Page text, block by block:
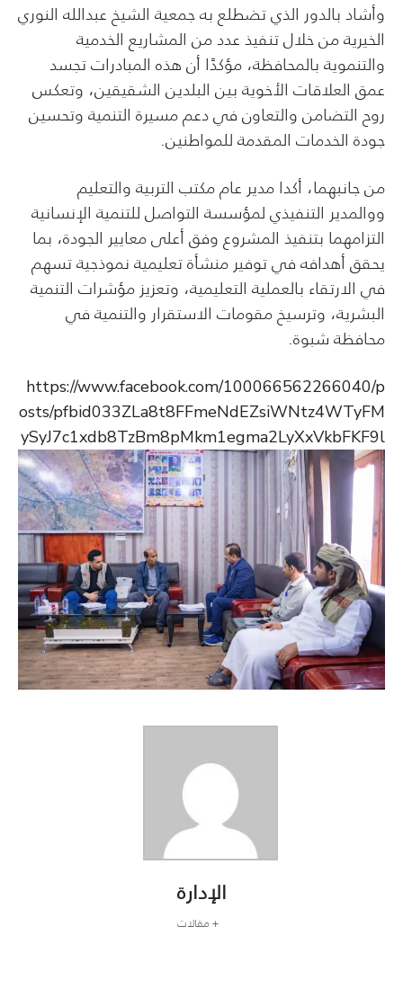
وأشاد بالدور الذي تضطلع به جمعية الشيخ عبدالله النوري
الخيرية من خلال تنفيذ عدد من المشاريع الخدمية
والتنموية بالمحافظة، مؤكدًا أن هذه المبادرات تجسد
عمق العلاقات الأخوية بين البلدين الشقيقين، وتعكس
روح التضامن والتعاون في دعم مسيرة التنمية وتحسين
جودة الخدمات المقدمة للمواطنين.
من جانبهما، أكدا مدير عام مكتب التربية والتعليم
ووالمدير التنفيذي لمؤسسة التواصل للتنمية الإنسانية
التزامهما بتنفيذ المشروع وفق أعلى معايير الجودة، بما
يحقق أهدافه في توفير منشأة تعليمية نموذجية تسهم
في الارتقاء بالعملية التعليمية، وتعزيز مؤشرات التنمية
البشرية، وترسيخ مقومات الاستقرار والتنمية في
محافظة شبوة.
https://www.facebook.com/100066562266040/p
osts/pfbid033ZLa8t8FFmeNdEZsiWNtz4WTyFM
ySyJ7c1xdb8TzBm8pMkm1egma2LyXxVkbFKF9l
الإدارة
+ مقالات